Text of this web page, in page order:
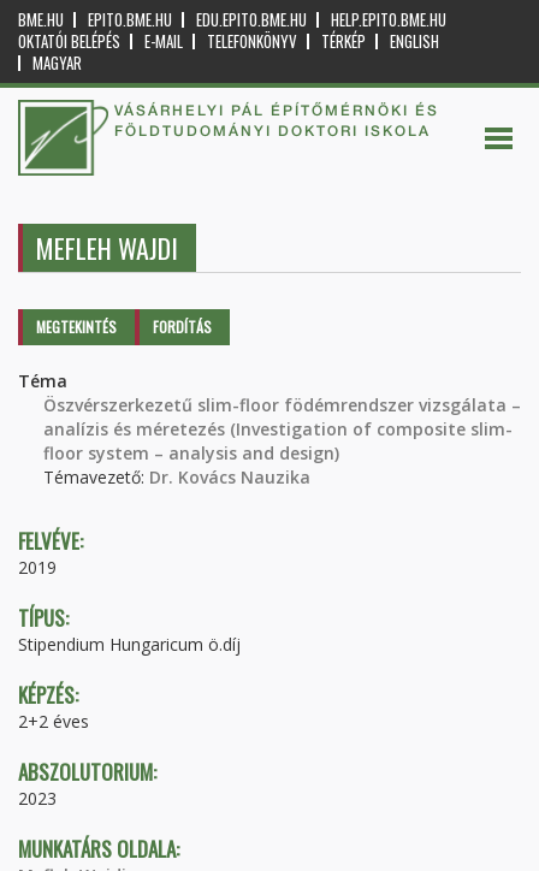
BME.HU EPITO.BME.HU EDU.EPITO.BME.HU
HELP.EPITO.BME.HU
OKTATÓI BELÉPÉS
E-MAIL TELEFONKÖNYV TÉRKÉP
ENGLISH
MAGYAR
VÁSÁRHELYI PÁL ÉPÍTŐMÉRNÖKI ÉS
FÖLDTUDOMÁNYI DOKTORI ISKOLA
MEFLEH WAJDI
Elsődleges fülek
MEGTEKINTÉS (AKTÍVFORDÍTÁS
Téma
Öszvérszerkezetű slim-floor födémrendszer vizsgálata –
analízis és méretezés (Investigation of composite slim-
floor system – analysis and design)
Témavezető: Dr. Kovács Nauzika
FELVÉVE:
2019
TÍPUS:
Stipendium Hungaricum ö.díj
KÉPZÉS:
2+2 éves
ABSZOLUTORIUM:
2023
MUNKATÁRS OLDALA: